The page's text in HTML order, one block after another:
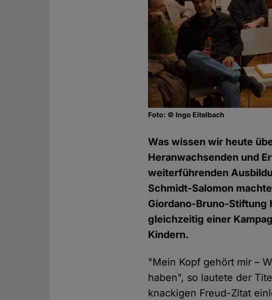
Foto: © Ingo Eitelbach
Was wissen wir heute
Heranwachsenden und
weiterführenden
Schmidt-Salomon
Giordano-Bruno-Stiftung
gleichzeitig einer
Kindern.
"Mein Kopf gehört mir –
haben", so lautete der
knackigen Freud-Zitat